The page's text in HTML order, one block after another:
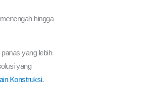
hingga
yang lebih
yang
Konstruksi.